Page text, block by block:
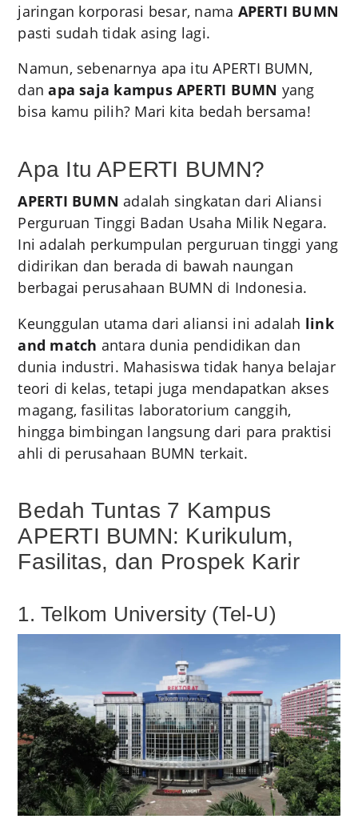
jaringan korporasi besar, nama APERTI BUMN
pasti sudah tidak asing lagi.
Namun, sebenarnya apa itu APERTI BUMN,
danapa saja kampus APERTI BUMN yang
bisa kamu pilih? Mari kita bedah bersama!
Apa Itu APERTI BUMN?
APERTI BUMN adalah singkatan dari Aliansi
Perguruan Tinggi Badan Usaha Milik Negara.
Ini adalah perkumpulan perguruan tinggi yang
didirikan dan berada di bawah naungan
berbagai perusahaan BUMN di Indonesia.
Keunggulan utama dari aliansi ini adalah link
and match antara dunia pendidikan dan
dunia industri. Mahasiswa tidak hanya belajar
teori di kelas, tetapi juga mendapatkan akses
magang, fasilitas laboratorium canggih,
hingga bimbingan langsung dari para praktisi
ahli di perusahaan BUMN terkait.
Bedah Tuntas 7 Kampus
APERTI BUMN: Kurikulum,
Fasilitas, dan Prospek Karir
1. Telkom University (Tel-U)